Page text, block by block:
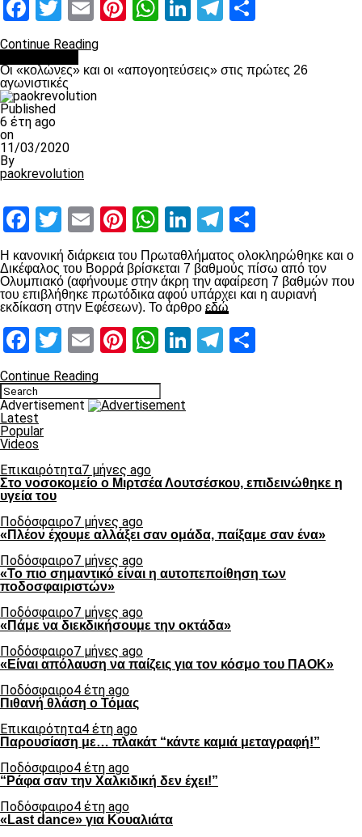
Facebook
Twitter
EmailPinterest
WhatsApp
LinkedInTelegram
Continue Reading
Οι «κολώνες» και οι «απογοητεύσεις» στις πρώτες 26
αγωνιστικές
Published
6 έτη ago
on
11/03/2020
By
paokrevolution
Facebook
Twitter
EmailPinterest
WhatsApp
LinkedIn
Telegram
Η κανονική διάρκεια του Πρωταθλήματος ολοκληρώθηκε και ο
Δικέφαλος του Βορρά βρίσκεται 7 βαθμούς πίσω από τον
Ολυμπιακό (αφήνουμε στην άκρη την αφαίρεση 7 βαθμών που
του επιβλήθηκε πρωτόδικα αφού υπάρχει και η αυριανή
εκδίκαση στην Εφέσεων). Το άρθρο εδώ
Facebook
Twitter
EmailPinterest
WhatsApp
LinkedIn
Telegram
Continue Reading
Advertisement
Latest
Popular
Videos
Επικαιρότητα7 μήνες ago
Στο νοσοκομείο ο Μιρτσέα Λουτσέσκου, επιδεινώθηκε η
υγεία του
Ποδόσφαιρο7 μήνες ago
«Πλέον έχουμε αλλάξει σαν ομάδα, παίξαμε σαν ένα»
Ποδόσφαιρο7 μήνες ago
«Το πιο σημαντικό είναι η αυτοπεποίθηση των
ποδοσφαιριστών»
Ποδόσφαιρο7 μήνες ago
«Πάμε να διεκδικήσουμε την οκτάδα»
Ποδόσφαιρο7 μήνες ago
«Είναι απόλαυση να παίζεις για τον κόσμο του ΠΑΟΚ»
Ποδόσφαιρο4 έτη ago
Πιθανή θλάση ο Τόμας
Επικαιρότητα4 έτη ago
Παρουσίαση με… πλακάτ “κάντε καμιά μεταγραφή!”
Ποδόσφαιρο4 έτη ago
“Ράφα σαν την Χαλκιδική δεν έχει!”
Ποδόσφαιρο4 έτη ago
«Last dance» για Κουαλιάτα